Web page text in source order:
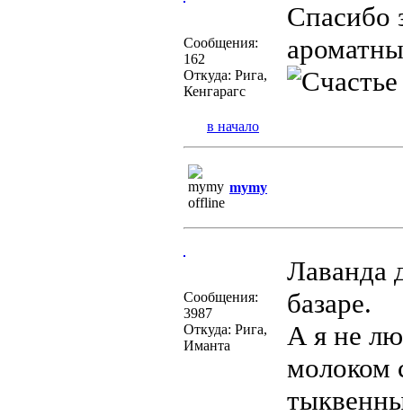
Сообщения:
162
Откуда: Рига,
Кенгарагс
Спасибо
в начало
mymy
Сообщения:
3987
Откуда: Рига,
Иманта
Лаванда
базаре.
А я не
молоком